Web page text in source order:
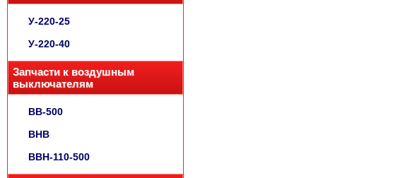
У-220-25
У-220-40
Запчасти к воздушным
выключателям
ВВ-500
ВНВ
ВВН-110-500